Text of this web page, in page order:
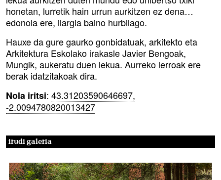
honetan, lurretik hain urrun aurkitzen ez dena…
edonola ere, ilargia baino hurbilago.
Hauxe da gure gaurko gonbidatuak, arkitekto eta
Arkitektura Eskolako irakasle Javier Bengoak,
Mungik, aukeratu duen lekua. Aurreko lerroak ere
berak idatzitakoak dira.
Nola iritsi: 43.31203590646697,
-2.0094780820013427
irudi galeria